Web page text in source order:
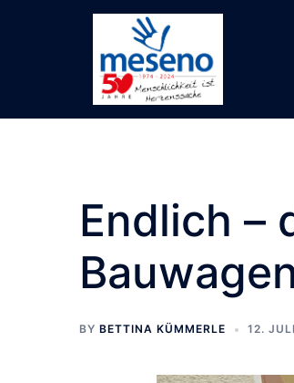
Endlich –
BY BETTINA KÜMMERLE 12.